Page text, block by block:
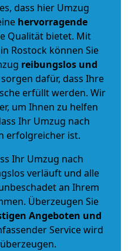
dass hier Umzug
hervorragende
Qualität bietet. Mit
Rostock können Sie
reibungslos und
dafür, dass Ihre
erfüllt werden. Wir
um Ihnen zu helfen
Ihr Umzug nach
erfolgreicher ist.
Ihr Umzug nach
verläuft und alle
an Ihrem
Überzeugen Sie
Angeboten und
Service wird